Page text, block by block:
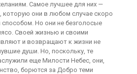
Самое лучшее для них —
которую они в любом случае скоро
Но они не безголосые
Своей жизнью и своими
и возвращают к жизни не
души. Но, поскольку, те
еще Милости Небес, они,
борются за Добро теми